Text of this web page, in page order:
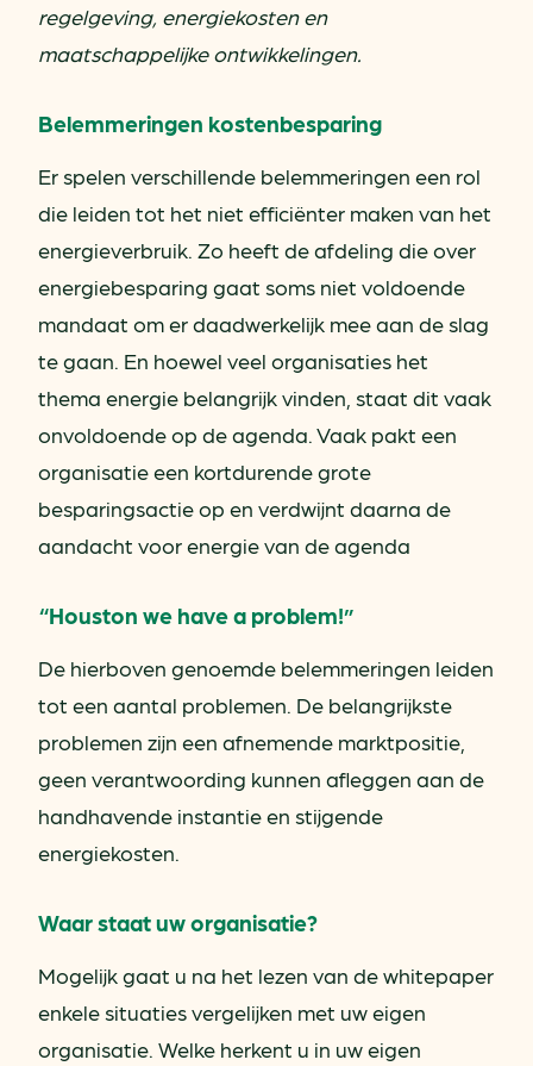
regelgeving, energiekosten en
maatschappelijke ontwikkelingen.
Belemmeringen kostenbesparing
Er spelen verschillende belemmeringen een rol
die leiden tot het niet efficiënter maken van het
energieverbruik. Zo heeft de afdeling die over
energiebesparing gaat soms niet voldoende
mandaat om er daadwerkelijk mee aan de slag
te gaan. En hoewel veel organisaties het
thema energie belangrijk vinden, staat dit vaak
onvoldoende op de agenda. Vaak pakt een
organisatie een kortdurende grote
besparingsactie op en verdwijnt daarna de
aandacht voor energie van de agenda
“Houston we have a problem!”
De hierboven genoemde belemmeringen leiden
tot een aantal problemen. De belangrijkste
problemen zijn een afnemende marktpositie,
geen verantwoording kunnen afleggen aan de
handhavende instantie en stijgende
energiekosten.
Waar staat uw organisatie?
Mogelijk gaat u na het lezen van de whitepaper
enkele situaties vergelijken met uw eigen
organisatie. Welke herkent u in uw eigen